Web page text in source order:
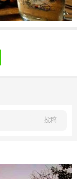
投稿